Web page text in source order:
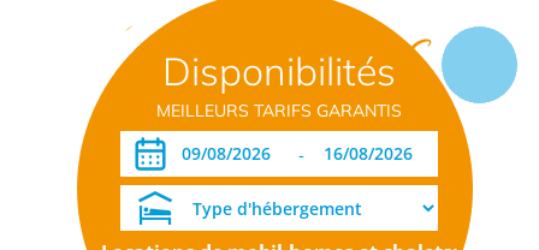
Disponibilités
MEILLEURS TARIFS GARANTIS
-
Informations
pratiques